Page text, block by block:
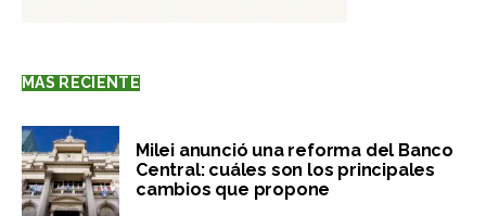
MÁS RECIENTE
Milei anunció una reforma del Banco
Central: cuáles son los principales
cambios que propone